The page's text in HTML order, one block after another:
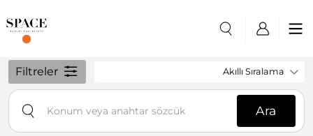
Filtreler Akıllı Sıralama
Ara